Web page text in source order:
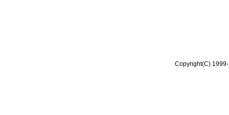
Copyright(C)